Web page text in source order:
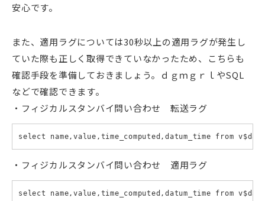
安心です。
また、適用ラグについては30秒以上の適用ラグが発生し
ていた際も正しく取得できていなかったため、こちらも
確認手段を準備しておきましょう。ｄｇｍｇｒｌやSQL
などで確認できます。
フィジカルスタンバイ問い合わせ 転送ラグ
select name,value,time_computed,datum_time from
フィジカルスタンバイ問い合わせ 適用ラグ
select name,value,time_computed,datum_time from